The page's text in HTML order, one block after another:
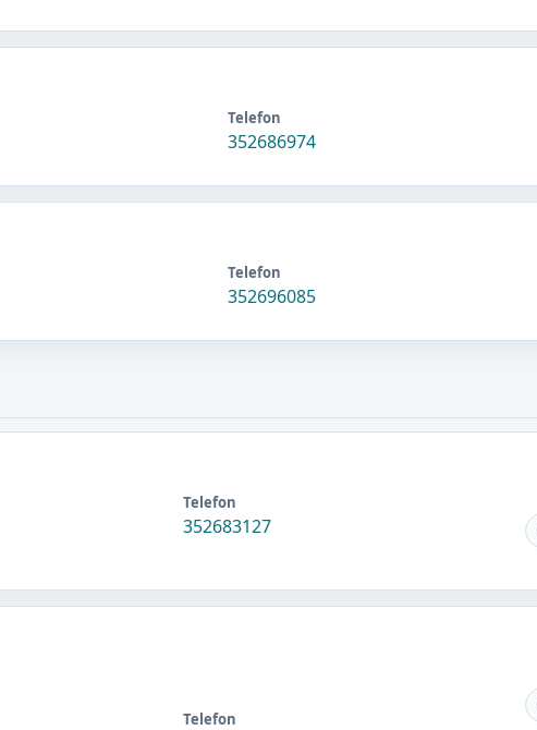
Telefon
352686974
Telefon
352696085
Telefon
352683127
Telefon